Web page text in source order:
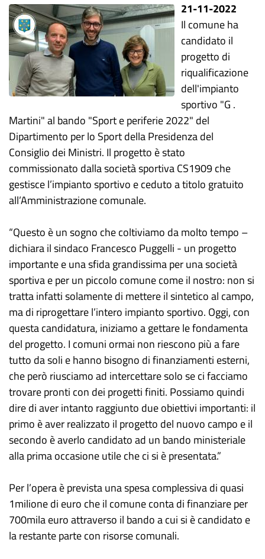
21-11-2022
Il comune ha
candidato il
progetto di
riqualificazione
dell'impianto
sportivo "G .
Martini" al bando "Sport e periferie 2022" del
Dipartimento per lo Sport della Presidenza del
Consiglio dei Ministri. Il progetto è stato
commissionato dalla società sportiva CS1909 che
gestisce l’impianto sportivo e ceduto a titolo gratuito
all’Amministrazione comunale.
“Questo è un sogno che coltiviamo da molto tempo –
dichiara il sindaco Francesco Puggelli - un progetto
importante e una sfida grandissima per una società
sportiva e per un piccolo comune come il nostro: non si
tratta infatti solamente di mettere il sintetico al campo,
ma di riprogettare l’intero impianto sportivo. Oggi, con
questa candidatura, iniziamo a gettare le fondamenta
del progetto. I comuni ormai non riescono più a fare
tutto da soli e hanno bisogno di finanziamenti esterni,
che però riusciamo ad intercettare solo se ci facciamo
trovare pronti con dei progetti finiti. Possiamo quindi
dire di aver intanto raggiunto due obiettivi importanti: il
primo è aver realizzato il progetto del nuovo campo e il
secondo è averlo candidato ad un bando ministeriale
alla prima occasione utile che ci si è presentata.”
Per l’opera è prevista una spesa complessiva di quasi
1milione di euro che il comune conta di finanziare per
700mila euro attraverso il bando a cui si è candidato e
la restante parte con risorse comunali.